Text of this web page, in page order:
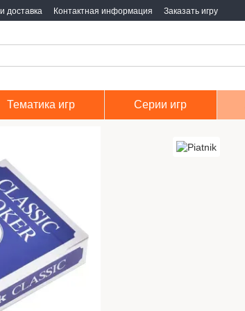
доставка Контактная информация Заказать игру
Тематика игр Серии игр